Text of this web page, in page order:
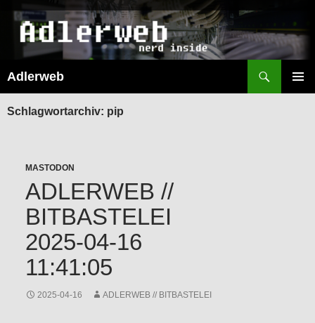
Adlerweb
SPRINGEN
Schlagwortarchiv: pip
MASTODON
ADLERWEB //
BITBASTELEI
2025-04-16
11:41:05
2025-04-16 ADLERWEB // BITBASTELEI